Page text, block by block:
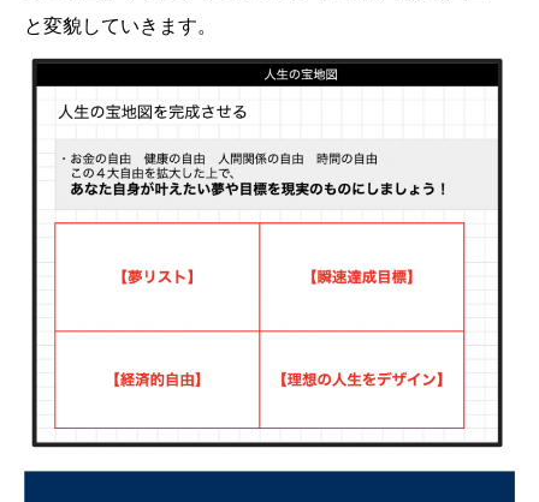
と変貌していきます。